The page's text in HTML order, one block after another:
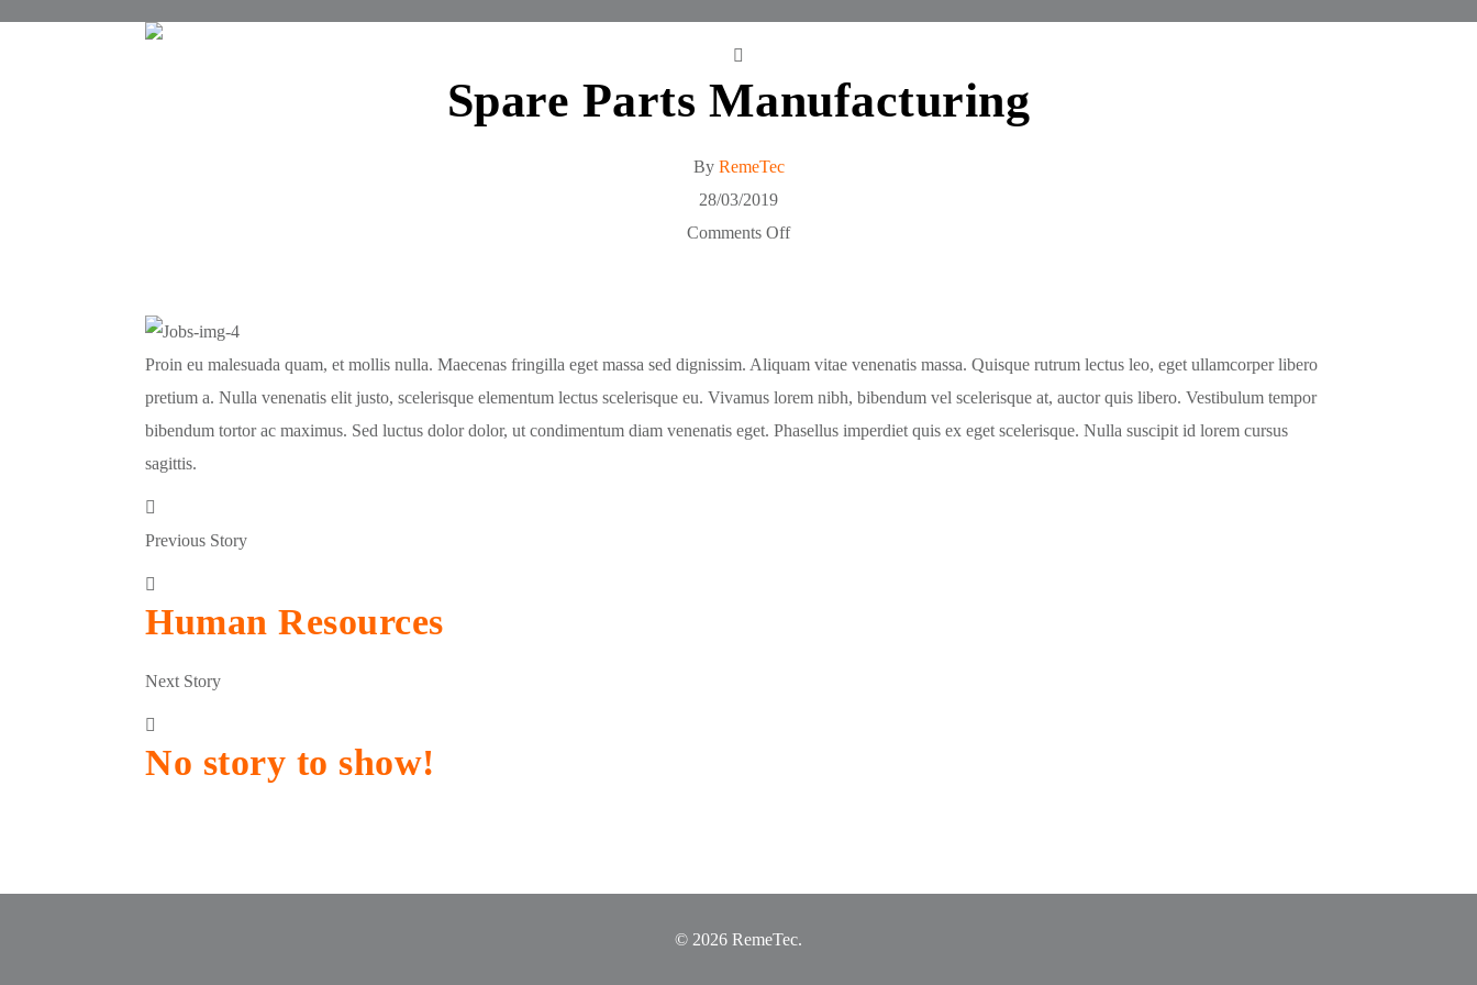
Spare Parts Manufacturing
By RemeTec
28/03/2019
Comments Off
Proin eu malesuada quam, et mollis nulla. Maecenas fringilla eget massa sed dignissim. Aliquam vitae venenatis massa. Quisque rutrum lectus leo, eget ullamcorper libero
pretium a. Nulla venenatis elit justo, scelerisque elementum lectus scelerisque eu. Vivamus lorem nibh, bibendum vel scelerisque at, auctor quis libero. Vestibulum tempor
bibendum tortor ac maximus. Sed luctus dolor dolor, ut condimentum diam venenatis eget. Phasellus imperdiet quis ex eget scelerisque. Nulla suscipit id lorem cursus
sagittis.
Previous Story
Human Resources
Next Story
No story to show!
© 2026 RemeTec.